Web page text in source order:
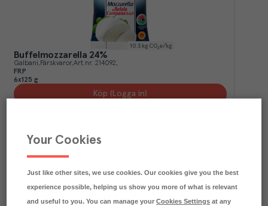
10.3 kg CO₂e/kg
Buffelmozzarella 24%
Galbani Färskvaror Art.nr. 214092
FRP
6x125 g
Köp (Logga in)
Your Cookies
Just like other sites, we use cookies. Our cookies give you the best
experience possible, helping us show you more of what is relevant
and useful to you. You can manage yourCookies Settings at any